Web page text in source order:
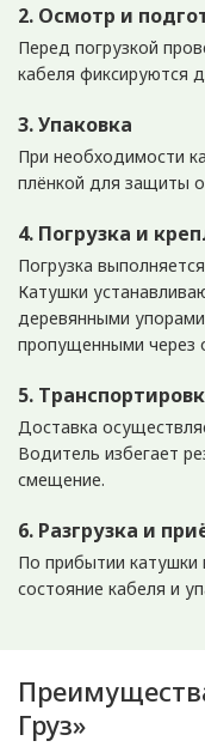
2. Осмотр и
Перед погрузкой
кабеля фиксируются
3. Упаковка
При необходимости
плёнкой для защиты
4. Погрузка и
Погрузка
Катушки
деревянными
пропущенными через
5.
Доставка
Водитель избегает
смещение.
6. Разгрузка и
По прибытии катушки
состояние кабеля и
Груз»